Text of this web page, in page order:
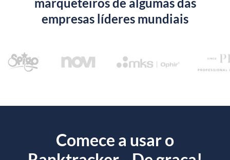
empresas líderes mundiais
Comece a usar o